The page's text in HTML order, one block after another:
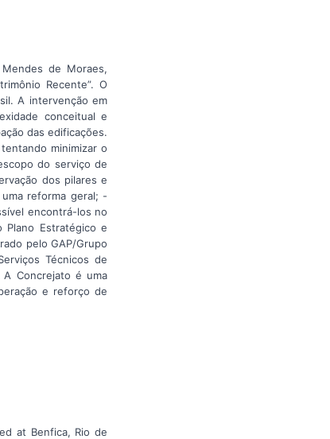
de Moraes,
Recente”. O
A intervenção em
conceitual e
das edificações.
minimizar o
do serviço de
dos pilares e
reforma geral; -
encontrá-los no
Estratégico e
pelo GAP/Grupo
Técnicos de
Concrejato é uma
e reforço de
at Benfica, Rio de